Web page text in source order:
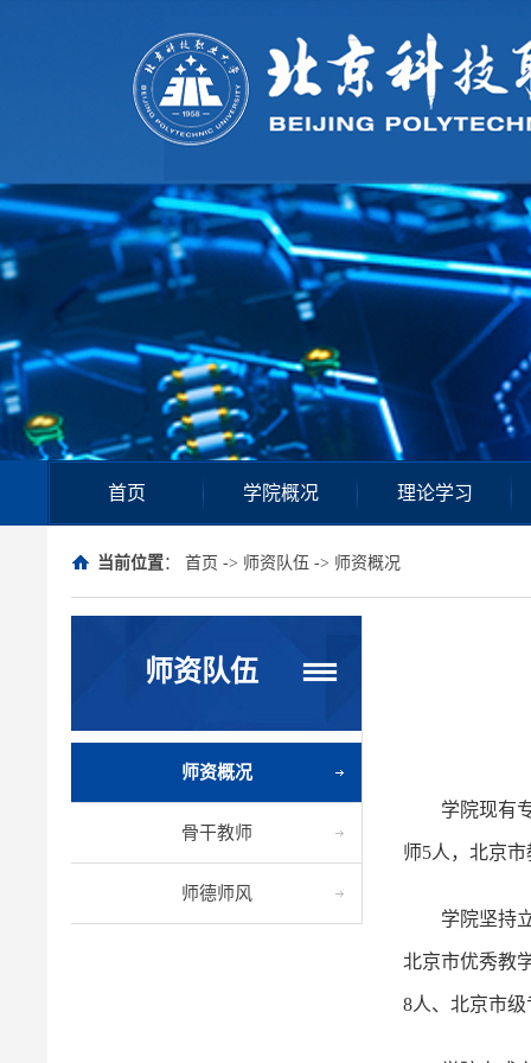
首页 学院概况 理论学习
当前位置： 首页 -> 师资队伍 -> 师资概况
师资队伍
师资概况
骨干教师
师德师风
学院现有
师5人，北京
学院坚持
北京市优秀教
8人、北京市